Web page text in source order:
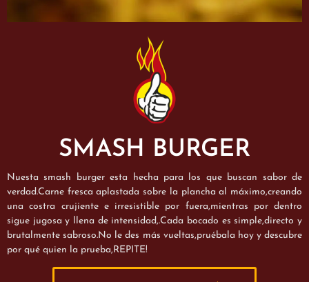
SMASH BURGER
Nuesta smash burger esta hecha para los que buscan sabor de
verdad.Carne fresca aplastada sobre la plancha al máximo,creando
una costra crujiente e irresistible por fuera,mientras por dentro
sigue jugosa y llena de intensidad,.Cada bocado es simple,directo y
brutalmente sabroso.No le des más vueltas,pruébala hoy y descubre
por qué quien la prueba,REPITE!